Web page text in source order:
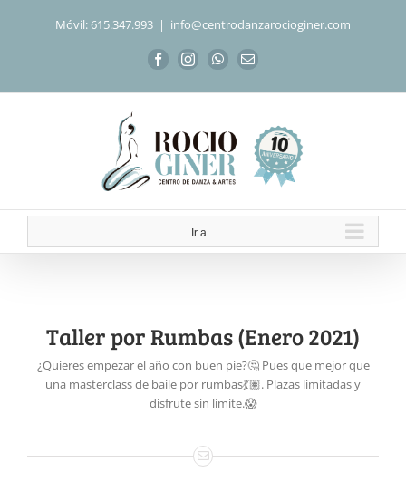
Móvil: 615.347.993 | info@centrodanzarocioginer.com
FacebookInstagramWhatsApp
Correo
Ir a...
Taller por Rumbas (Enero 2021)
¿Quieres empezar el año con buen pie?🤔 Pues que mejor que
una masterclass de baile por rumbas💃🏽. Plazas limitadas y
disfrute sin límite.😱